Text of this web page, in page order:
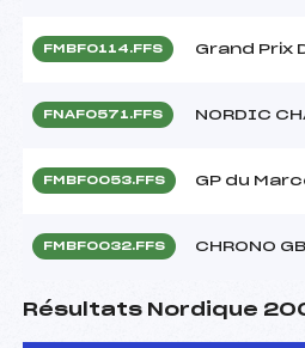
FMBF0114.FFS Grand Prix
FNAF0571.FFS NORDIC
FMBF0053.FFS GP du
FMBF0032.FFS CHRONO GB
Résultats Nordique